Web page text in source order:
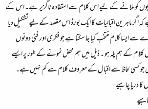
کو ملانے کے لیے اس کلام سے استفادہ ناگزیر ہے۔ اس کے
اگر ماہرین اقبالیات کا ایک بورڈ اس مقصد کے لیے تشکیل دیا
ایساکلام منتخب کیا جا سکتا ہے جو فکری اور فنی دونوں
کے ہم پلہ ہو ۔ ذیل میں ہم محض نمونے کے طور پر ایسے
جو کسی لحاظ سے اقبال کے معروف کلام سے کم نہیں ہے۔
دریا چاہیے